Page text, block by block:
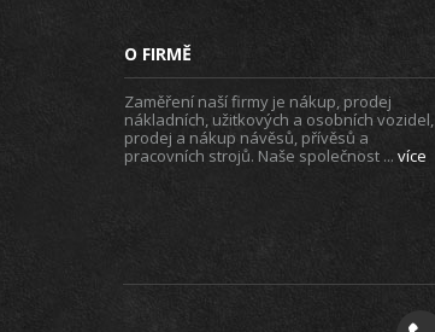
O FIRMĚ
Zaměření naší firmy je nákup, prodej
nákladních, užitkových a osobních vozidel,
prodej a nákup návěsů, přívěsů a
pracovních strojů. Naše společnost ... více